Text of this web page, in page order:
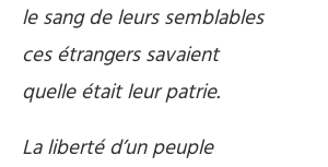
le sang de leurs semblables
ces étrangers savaient
quelle était leur patrie.
La liberté d’un peuple